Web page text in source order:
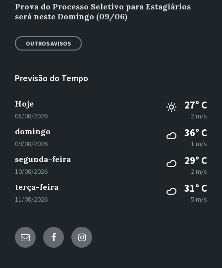
Prova do Processo Seletivo para Estagiários
será neste Domingo (09/06)
OUTROS AVISOS
Previsão do Tempo
Hoje
08/08/2026
27° C
2 m/s
domingo
09/08/2026
36° C
1 m/s
segunda-feira
10/08/2026
29° C
2 m/s
terça-feira
11/08/2026
31° C
5 m/s
E- FacebookInstagram